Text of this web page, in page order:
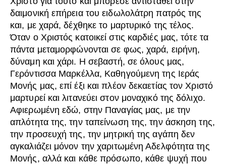
δαιμονική επήρεια του ειδωλολάτρη πατρός της
και, με χαρά, δέχθηκε το μαρτυρικό της τέλος.
Όταν ο Χριστός κατοικεί στις καρδιές μας, τότε τα
πάντα μεταμορφώνονται σε φως, χαρά, ειρήνη,
δύναμη και χάρι. Η σεβαστή, σε όλους μας,
Γερόντισσα Μαρκέλλα, Καθηγούμενη της Ιεράς
Μονής μας, επί έξι και πλέον δεκαετίας τον Χριστό
μαρτυρεί και λιτανεύει στον μοναχικό της δόλιχο.
Αφιερωμένη εδώ, στην Παναγίας μας, με την
απλότητα της, την ταπείνωση της, την άσκηση της,
την προσευχή της, την μητρική της αγάπη δεν
αγκαλιάζει μόνον την χαριτωμένη Αδελφότητα της
Μονής, αλλά και κάθε πρόσωπο, κάθε ψυχή που